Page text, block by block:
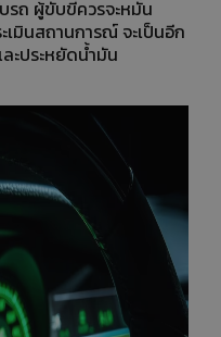
รถ ผู้ขับขี่ควรจะหมั่น
เมินสถานการณ์ จะเป็นอีก
ะประหยัดน้ำมัน